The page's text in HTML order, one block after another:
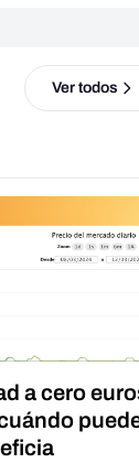
Ver todos
a cero